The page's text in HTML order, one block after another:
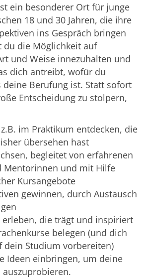
ein besonderer Ort für junge
18 und 30 Jahren, die ihre
ins Gespräch bringen
du die Möglichkeit auf
und Weise innezuhalten und
dich antreibt, wofür du
deine Berufung ist. Statt sofort
Entscheidung zu stolpern,
im Praktikum entdecken, die
übersehen hast
begleitet von erfahrenen
Mentorinnen und mit Hilfe
Kursangebote
gewinnen, durch Austausch
erleben, die trägt und inspiriert
belegen (und dich
dein Studium vorbereiten)
Ideen einbringen, um deine